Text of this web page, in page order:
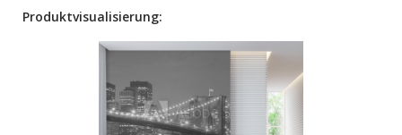
Produktvisualisierung: